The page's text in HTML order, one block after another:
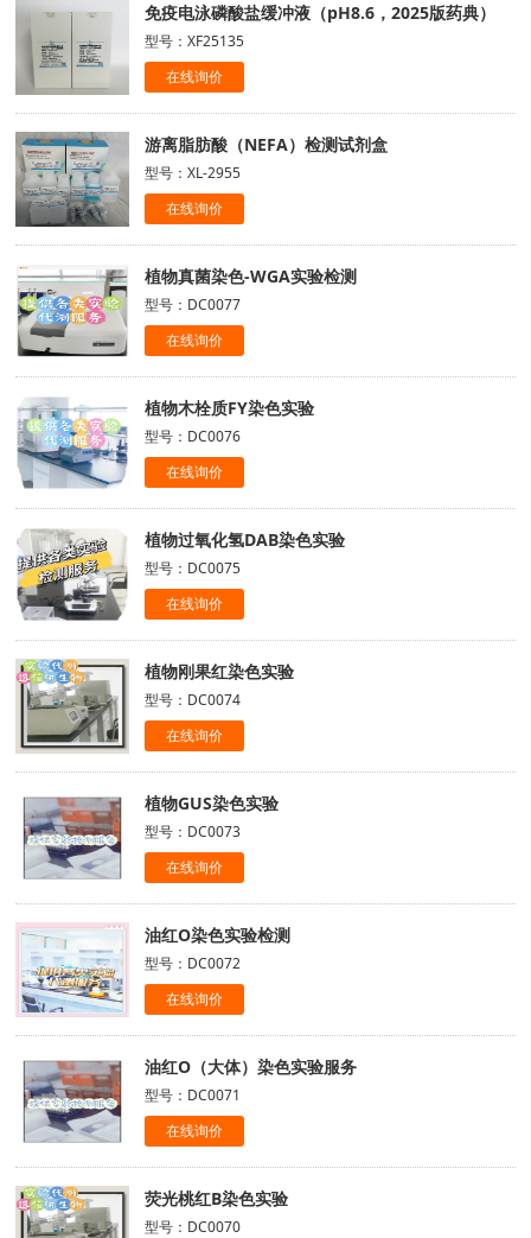
免疫电泳磷酸盐缓冲液（pH8.6，2025版药典）
型号：XF25135
在线询价
游离脂肪酸（NEFA）检测试剂盒
型号：XL-2955
在线询价
植物真菌染色-WGA实验检测
型号：DC0077
在线询价
植物木栓质FY染色实验
型号：DC0076
在线询价
植物过氧化氢DAB染色实验
型号：DC0075
在线询价
植物刚果红染色实验
型号：DC0074
在线询价
植物GUS染色实验
型号：DC0073
在线询价
油红O染色实验检测
型号：DC0072
在线询价
油红O（大体）染色实验服务
型号：DC0071
在线询价
荧光桃红B染色实验
型号：DC0070